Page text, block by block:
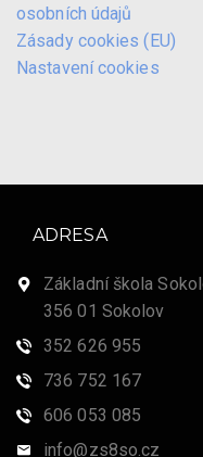
osobních údajů
Zásady cookies (EU)
Nastavení cookies
ADRESA
Základní škola
356 01 Sokolov
352 626 955
736 752 167
606 053 085
info@zs8so.cz